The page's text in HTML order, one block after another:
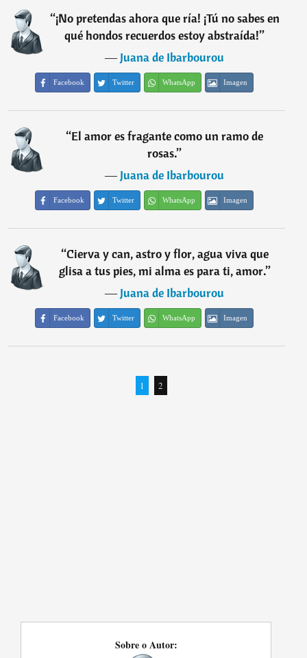
“¡No pretendas ahora que ría! ¡Tú no sabes en
qué hondos recuerdos estoy abstraída!”
―Juana de Ibarbourou
Facebook Twitter WhatsApp Imagen
“El amor es fragante como un ramo de
rosas.”
―Juana de Ibarbourou
Facebook Twitter WhatsApp Imagen
“Cierva y can, astro y flor, agua viva que
glisa a tus pies, mi alma es para ti, amor.”
―Juana de Ibarbourou
Facebook Twitter WhatsApp Imagen
1 2
Sobre o Autor: